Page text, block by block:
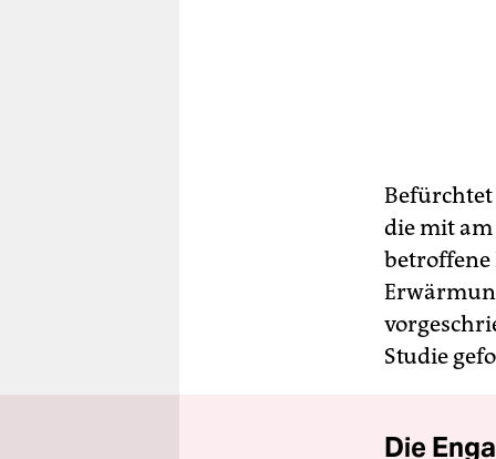
die mit
betroffene
Studie
Die